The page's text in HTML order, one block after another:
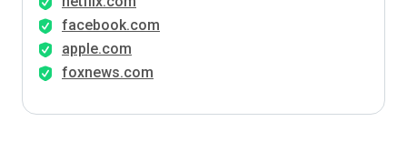
facebook.com
apple.com
foxnews.com